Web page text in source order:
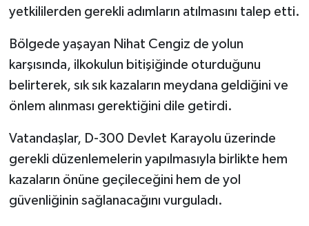
yetkililerden gerekli adımların atılmasını talep etti.
Bölgede yaşayan Nihat Cengiz de yolun
karşısında, ilkokulun bitişiğinde oturduğunu
belirterek, sık sık kazaların meydana geldiğini ve
önlem alınması gerektiğini dile getirdi.
Vatandaşlar, D-300 Devlet Karayolu üzerinde
gerekli düzenlemelerin yapılmasıyla birlikte hem
kazaların önüne geçileceğini hem de yol
güvenliğinin sağlanacağını vurguladı.